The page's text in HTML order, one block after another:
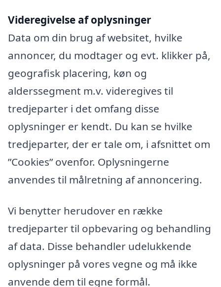
Videregivelse af oplysninger
Data om din brug af websitet, hvilke
annoncer, du modtager og evt. klikker på,
geografisk placering, køn og
alderssegment m.v. videregives til
tredjeparter i det omfang disse
oplysninger er kendt. Du kan se hvilke
tredjeparter, der er tale om, i afsnittet om
”Cookies” ovenfor. Oplysningerne
anvendes til målretning af annoncering.
Vi benytter herudover en række
tredjeparter til opbevaring og behandling
af data. Disse behandler udelukkende
oplysninger på vores vegne og må ikke
anvende dem til egne formål.